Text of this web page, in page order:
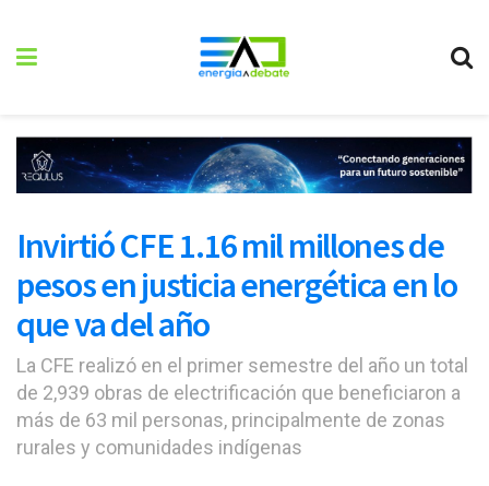
Invirtió CFE 1.16 mil millones de
pesos en justicia energética en lo
que va del año
La CFE realizó en el primer semestre del año un total
de 2,939 obras de electrificación que beneficiaron a
más de 63 mil personas, principalmente de zonas
rurales y comunidades indígenas